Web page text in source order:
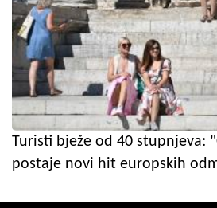
Turisti bježe od 40 stupnjeva:
postaje novi hit europskih